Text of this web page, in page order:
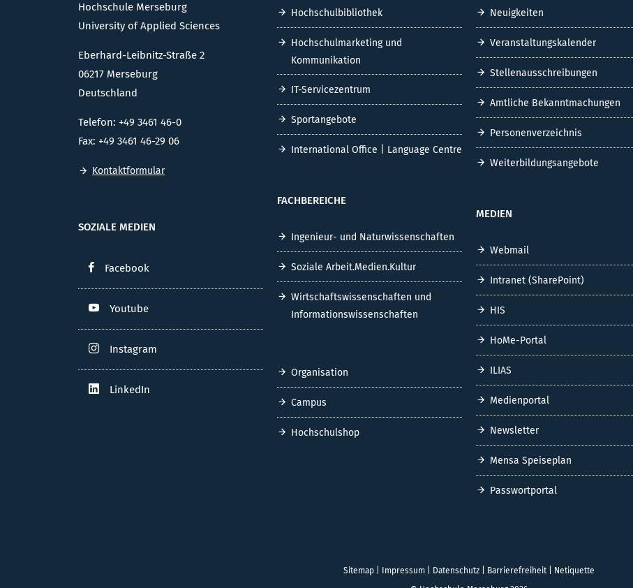
Hochschule Merseburg
University of Applied Sciences
Eberhard-Leibnitz-Straße 2
06217 Merseburg
Deutschland
Telefon: +49 3461 46-0
Fax: +49 3461 46-29 06
Kontaktformular
SOZIALE MEDIEN
Facebook
Youtube
Instagram
LinkedIn
Hochschulbibliothek
Hochschulmarketing und
Kommunikation
IT-Servicezentrum
Sportangebote
International Office | Language Centre
FACHBEREICHE
Ingenieur- und Naturwissenschaften
Soziale Arbeit.Medien.Kultur
Wirtschaftswissenschaften und
Informationswissenschaften
Organisation
Campus
Hochschulshop
Neuigkeiten
Veranstaltungskalender
Stellenausschreibungen
Amtliche Bekanntmachungen
Personenverzeichnis
Weiterbildungsangebote
MEDIEN
Webmail
Intranet (SharePoint)
HIS
HoMe-Portal
ILIAS
Medienportal
Newsletter
Mensa Speiseplan
Passwortportal
Sitemap Impressum Datenschutz Barrierefreiheit|
Netiquette